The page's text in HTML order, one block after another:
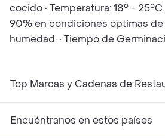
cocido • Temperatura: 18° -
90% en condiciones optimas de
humedad. • Tiempo de
Top Marcas y Cadenas de
Encuéntranos en estos países